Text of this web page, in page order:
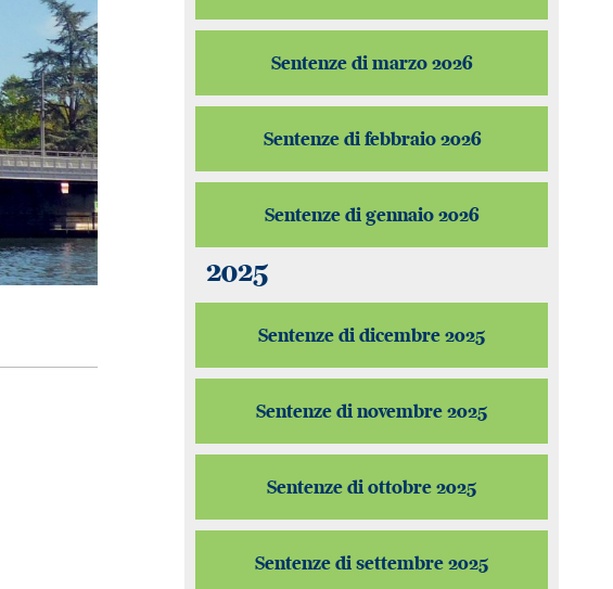
Sentenze di marzo 2026
Sentenze di febbraio 2026
Sentenze di gennaio 2026
2025
Sentenze di dicembre 2025
Sentenze di novembre 2025
Sentenze di ottobre 2025
Sentenze di settembre 2025